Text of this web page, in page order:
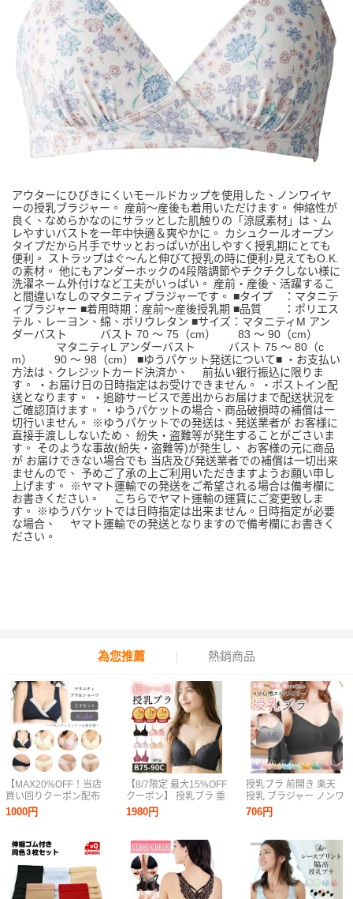
アウターにひびきにくいモールドカップを使用した、ノンワイヤ
ーの授乳ブラジャー。 産前～産後も着用いただけます。 伸縮性が
良く、なめらかなのにサラッとした肌触りの「涼感素材」は、ム
レやすいバストを一年中快適＆爽やかに。 カシュクールオープン
タイプだから片手でサッとおっぱいが出しやすく授乳期にとても
便利。 ストラップはぐ～んと伸びて授乳の時に便利♪見えてもO.K.
の素材。 他にもアンダーホックの4段階調節やチクチクしない様に
洗濯ネーム外付けなど工夫がいっぱい。 産前・産後、活躍するこ
と間違いなしのマタニティブラジャーです。 ■タイプ ：マタニテ
ィブラジャー ■着用時期：産前～産後授乳期 ■品質 ：ポリエス
テル、レーヨン、綿、ポリウレタン ■サイズ：マタニティM アン
ダーバスト バスト 70 ～ 75（cm） 83 ～ 90（cm）
マタニティL アンダーバスト バスト 75 ～ 80（c
m） 90 ～ 98（cm） ■ゆうパケット発送について■ ・お支払い
方法は、クレジットカード決済か、 前払い銀行振込に限りま
す。 ・お届け日の日時指定はお受けできません。 ・ポストイン配
送となります。 ・追跡サービスで差出からお届けまで配送状況を
ご確認頂けます。 ・ゆうパケットの場合、商品破損時の補償は一
切行いません。 ※ゆうパケットでの発送は、発送業者が お客様に
直接手渡ししないため、 紛失・盗難等が発生することがごさいま
す。 そのような事故(紛失・盗難等)が発生し、 お客様の元に商品
が お届けできない場合でも 当店及び発送業者での補償は一切出来
ませんので、 予めご了承の上ご利用いただきますようお願い申し
上げます。 ※ヤマト運輸での発送をご希望される場合は備考欄に
お書きください。 こちらでヤマト運輸の運賃にご変更致しま
す。 ※ゆうパケットでは日時指定は出来ません。日時指定が必要
な場合、 ヤマト運輸での発送となりますので備考欄にお書きく
ださい。
為您推薦 熱銷商品
【MAX20%OFF！当店
買い回りクーポン配布
中】 マタニティブラ 授
乳ブラ ショーツ セット
上下 授乳 インナー パ
ンツ ノンワイヤー 妊婦
産前 産後 妊娠中
1000円
【8/7限定 最大15%OFF
クーポン】 授乳ブラ 垂
れ防止 ブラジャー 授乳
マタニティブラ 前開き
ティブラジャー 大きい
サイズ らく 垂れない
フロントオープン ノン
ワイヤー 下着 レディー
ス かわいい ワンタッチ
1980円
授乳ブラ 前開き 楽天
授乳 ブラジャー ノンワ
イヤー 可愛い 大きいサ
イズ マタニティブラジ
トラップオープン バス
トケア 開けやすい めく
りやすい 簡単 カンタン
授
706円